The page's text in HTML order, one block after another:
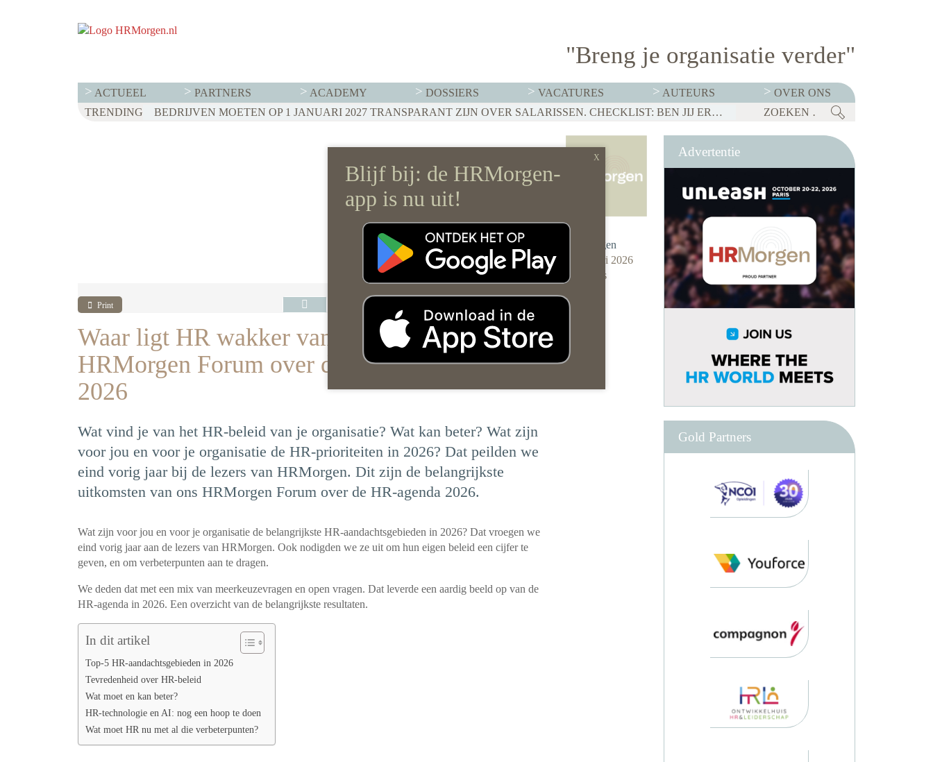
"Breng je organisatie verder"
ACTUEEL PARTNERS ACADEMY DOSSIERS VACATURES AUTEURS
OVER ONS
TRENDING
BEDRIJVEN MOETEN OP 1 JANUARI 2027 TRANSPARANT ZIJN OVER SALARISSEN. CHECKLIST: BEN JIJ ER KLAAR VOOR?
Redactie
HRMorgen
9 februari 2026
0 reacties
Print
Waar ligt HR wakker van? Uitkomsten
HRMorgen Forum over de HR-agenda voor
2026
Wat vind je van het HR-beleid van je organisatie? Wat kan beter? Wat zijn
voor jou en voor je organisatie de HR-prioriteiten in 2026? Dat peilden we
eind vorig jaar bij de lezers van HRMorgen. Dit zijn de belangrijkste
uitkomsten van ons HRMorgen Forum over de HR-agenda 2026.
Wat zijn voor jou en voor je organisatie de belangrijkste HR-aandachtsgebieden in 2026? Dat vroegen we
eind vorig jaar aan de lezers van HRMorgen. Ook nodigden we ze uit om hun eigen beleid een cijfer te
geven, en om verbeterpunten aan te dragen.
We deden dat met een mix van meerkeuzevragen en open vragen. Dat leverde een aardig beeld op van de
HR-agenda in 2026. Een overzicht van de belangrijkste resultaten.
In dit artikel
Top-5 HR-aandachtsgebieden in 2026
Tevredenheid over HR-beleid
Wat moet en kan beter?
HR-technologie en AI: nog een hoop te doen
Wat moet HR nu met al die verbeterpunten?
Advertentie
Gold Partners